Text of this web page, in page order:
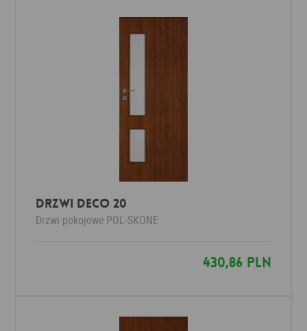
Drzwi Deco 20
Drzwi pokojowe POL-SKONE
430,86 PLN